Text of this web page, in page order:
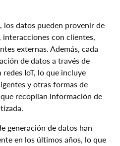
los datos pueden provenir de
con clientes,
externas. Además, cada
de datos a través de
IoT, lo que incluye
y otras formas de
recopilan información de
generación de datos han
en los últimos años, lo que